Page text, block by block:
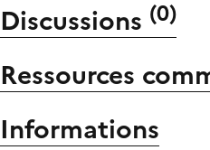
Discussions (0)
Ressources
Informations